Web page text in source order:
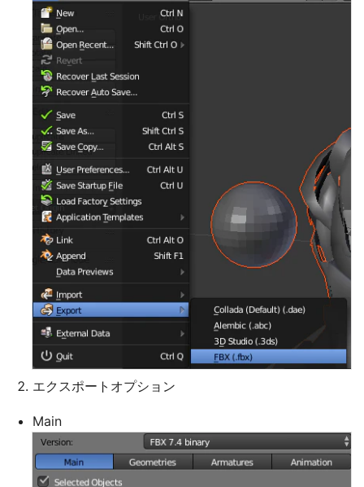
エクスポートオプション
Main